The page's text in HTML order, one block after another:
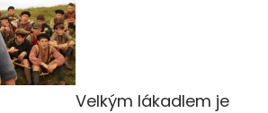
Velkým lákadlem je